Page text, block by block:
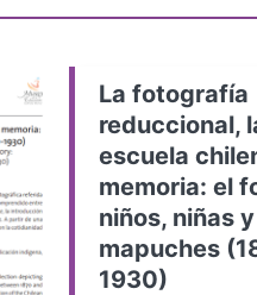
La fotografía
reduccional,
escuela
memoria: el
niños, niñas
mapuches
1930)